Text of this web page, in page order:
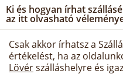
Ki és hogyan írhat
az itt olvasható
Csak akkor írhatsz a
értékelést, ha az
Lövérszálláshelyre és